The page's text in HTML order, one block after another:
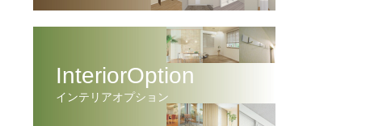
InteriorOption
インテリアオプション